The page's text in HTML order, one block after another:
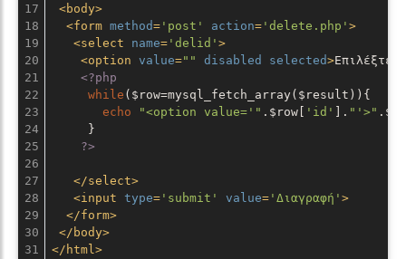
17
18
19
20
21
22
23
24
25
26
27
28
29
30
31
<body>
<form method='post' action='delete.php' >
<select name='delid' >
<option value="" disabled selected>Επιλέξτε
<?php
while ($row=mysql_fetch_array($result)){
echo
"<option value='" .$row[ 'id' ]. "'>"
     }
?>
</select>
<input type='submit' value='Διαγραφή' >
</form>
</ body>
</ html>